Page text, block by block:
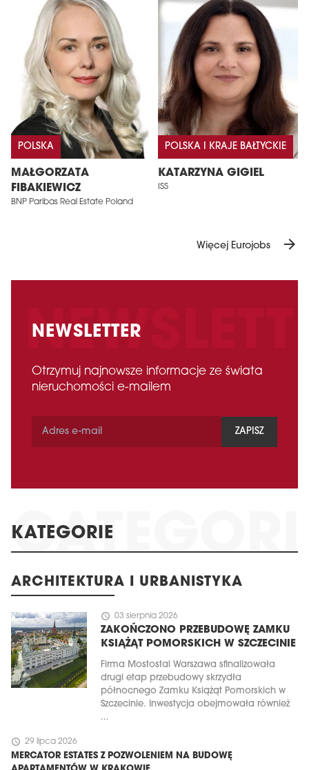
POLSKA
MAŁGORZATA
FIBAKIEWICZ
BNP Paribas Real Estate Poland
POLSKA I KRAJE BAŁTYCKIE
KATARZYNA GIGIEL
ISS
Więcej Eurojobs arrow_forward
NEWSLETTER
Otrzymuj najnowsze informacje ze świata
nieruchomości e-mailem
ZAPISZ
KATEGORIE
ARCHITEKTURA I URBANISTYKA
schedule 03 sierpnia 2026
ZAKOŃCZONO PRZEBUDOWĘ ZAMKU
KSIĄŻĄT POMORSKICH W SZCZECINIE
Firma Mostostal Warszawa sfinalizowała
drugi etap przebudowy skrzydła
północnego Zamku Książąt Pomorskich w
Szczecinie. Inwestycja obejmowała również
...
schedule 29 lipca 2026
MERCATOR ESTATES Z POZWOLENIEM NA BUDOWĘ